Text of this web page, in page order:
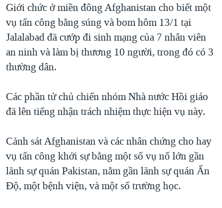
THỂ THAO
GIÁO DỤC
CHI PHÍ CHIẾN TRANH AFGHANISTAN
CÁC GIÁ TRỊ CỘNG HÒA Ở VIỆT NAM
THƯỢNG ĐỈNH TRUMP-KIM TẠI VIỆT NAM
TRỊNH VĨNH BÌNH VS. CHÍNH PHỦ VIỆT NAM
BÊN KIA QUỐC LỘ: TIẾNG VỌNG TỪ NÔNG THÔN MỸ
Giới chức ở miền đông Afghanistan cho biết một
vụ tấn công bằng súng và bom hôm 13/1 tại
Jalalabad đã cướp đi sinh mạng của 7 nhân viên
an ninh và làm bị thương 10 người, trong đó có 3
thường dân.
Các phần tử chủ chiến nhóm Nhà nước Hồi giáo
đã lên tiếng nhận trách nhiệm thực hiện vụ này.
Cảnh sát Afghanistan và các nhân chứng cho hay
vụ tấn công khởi sự bằng một số vụ nổ lớn gần
lãnh sự quán Pakistan, nằm gần lãnh sự quán Ấn
Độ, một bệnh viện, và một số trường học.